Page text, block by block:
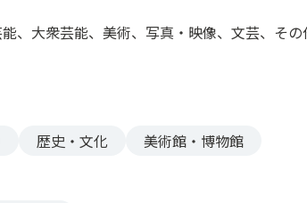
、大衆芸能、美術、写真・映像、文芸、その
歴史・文化
美術館・博物館